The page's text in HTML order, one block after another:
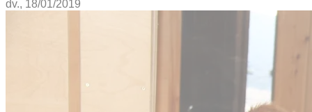
dv., 18/01/2019